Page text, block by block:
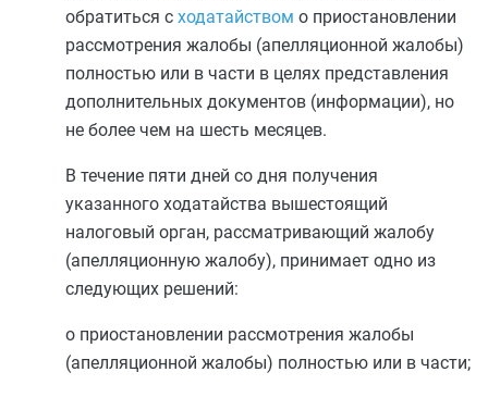
обратиться с ходатайством о приостановлении
рассмотрения жалобы (апелляционной жалобы)
полностью или в части в целях представления
дополнительных документов (информации), но
не более чем на шесть месяцев.
В течение пяти дней со дня получения
указанного ходатайства вышестоящий
налоговый орган, рассматривающий жалобу
(апелляционную жалобу), принимает одно из
следующих решений:
о приостановлении рассмотрения жалобы
(апелляционной жалобы) полностью или в части;